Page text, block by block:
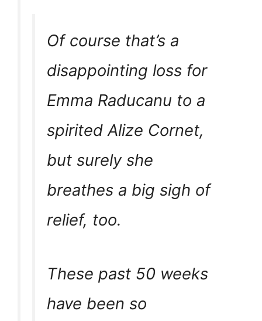
Of course that’s a
disappointing loss for
Emma Raducanu to a
spirited Alize Cornet,
but surely she
breathes a big sigh of
relief, too.
These past 50 weeks
have been so